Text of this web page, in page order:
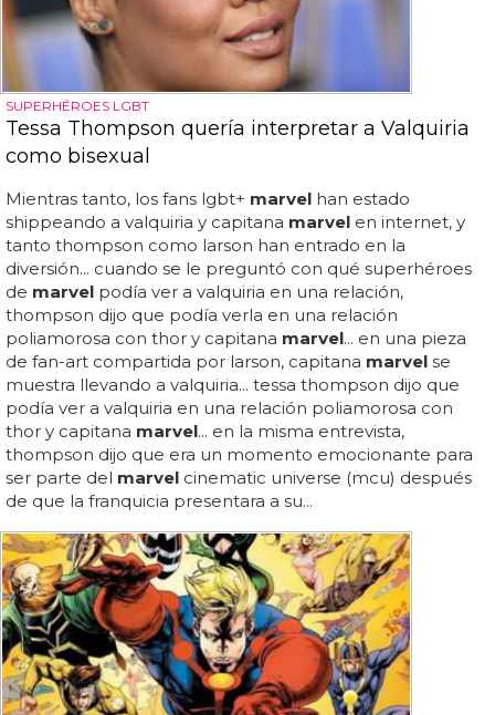
SUPERHÉROES LGBT
Tessa Thompson quería interpretar a Valquiria
como bisexual
Mientras tanto, los fans lgbt+ marvel han estado
shippeando a valquiria y capitana marvel en internet, y
tanto thompson como larson han entrado en la
diversión... cuando se le preguntó con qué superhéroes
de marvel podía ver a valquiria en una relación,
thompson dijo que podía verla en una relación
poliamorosa con thor y capitana marvel... en una pieza
de fan-art compartida por larson, capitana marvel se
muestra llevando a valquiria... tessa thompson dijo que
podía ver a valquiria en una relación poliamorosa con
thor y capitana marvel... en la misma entrevista,
thompson dijo que era un momento emocionante para
ser parte del marvel cinematic universe (mcu) después
de que la franquicia presentara a su...